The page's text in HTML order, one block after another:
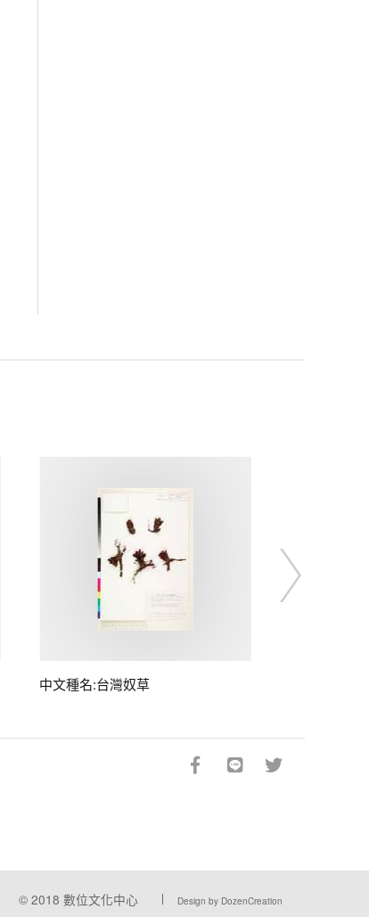
中文種名:台灣奴草
© 2018 數位文化中心 Design by DozenCreation